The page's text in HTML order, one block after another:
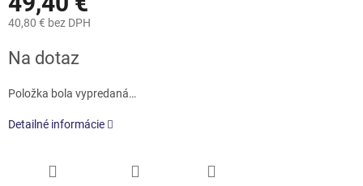
40,80 € bez DPH
cena:
Na dotaz
Položka bola vypredaná…
Detailné informácie